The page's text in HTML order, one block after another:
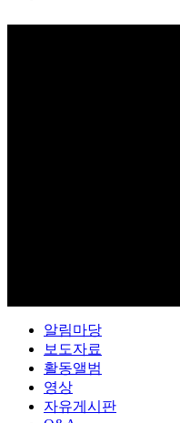
알림마당
보도자료
활동앨범
영상
자유게시판